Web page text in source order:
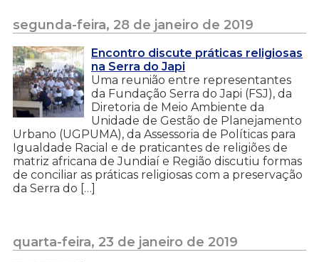
segunda-feira, 28 de janeiro de 2019
Encontro discute práticas religiosas
na Serra do Japi
Uma reunião entre representantes
da Fundação Serra do Japi (FSJ), da
Diretoria de Meio Ambiente da
Unidade de Gestão de Planejamento
Urbano (UGPUMA), da Assessoria de Políticas para
Igualdade Racial e de praticantes de religiões de
matriz africana de Jundiaí e Região discutiu formas
de conciliar as práticas religiosas com a preservação
da Serra do […]
quarta-feira, 23 de janeiro de 2019